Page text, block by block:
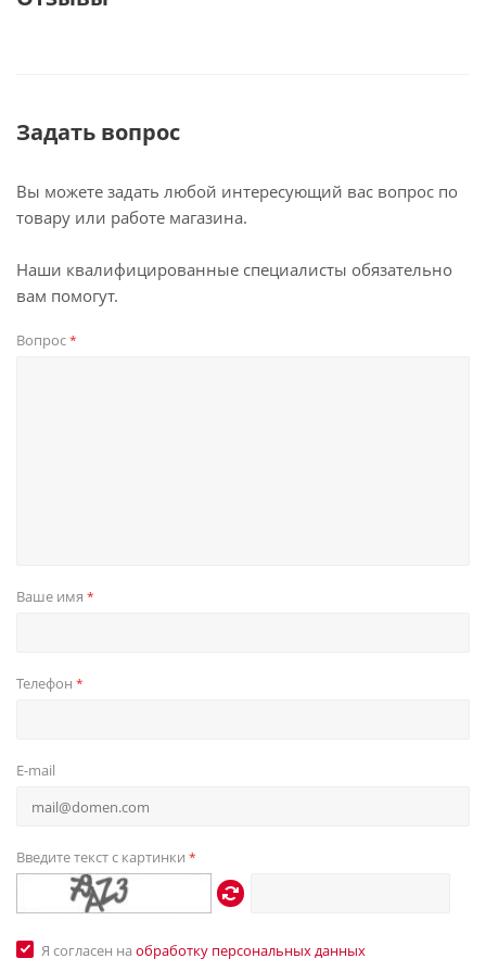
Задать вопрос
Вы можете задать любой интересующий вас вопрос по
товару или работе магазина.
Наши квалифицированные специалисты обязательно
вам помогут.
Вопрос*
Ваше имя *
Телефон *
E-mail
Введите текст с картинки *
Я согласен на обработку персональных данных